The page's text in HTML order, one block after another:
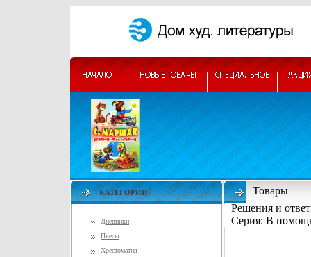
КАТЕГОРИИ:
Дневники
Пьесы
Хрестоматия
Товары
Решения и
Серия: В